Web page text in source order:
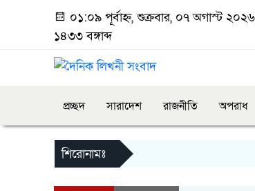
০১:০৯ পূর্বাহ্ন, শুক্রবার, ০৭ অগাস্ট
১৪৩৩ বঙ্গাব্দ
প্রচ্ছদ সারাদেশ রাজনীতি অপরাধ
শিরোনামঃ